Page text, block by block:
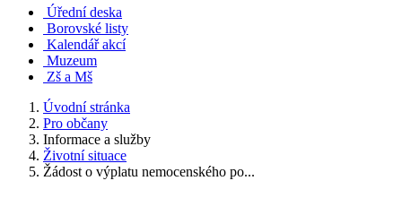
Úřední deska
Borovské listy
Kalendář akcí
Muzeum
Zš a Mš
Úvodní stránka
Pro občany
Informace a služby
Životní situace
Žádost o výplatu nemocenského po...